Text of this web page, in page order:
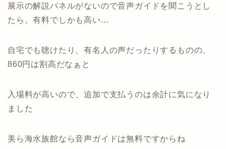
展示の解説パネルがないので音声ガイドを聞こうとし
たら、有料でしかも高い…
自宅でも聴けたり、有名人の声だったりするものの、
860円は割高だなぁと
入場料が高いので、追加で支払うのは余計に気になり
ました
美ら海水族館なら音声ガイドは無料ですからね